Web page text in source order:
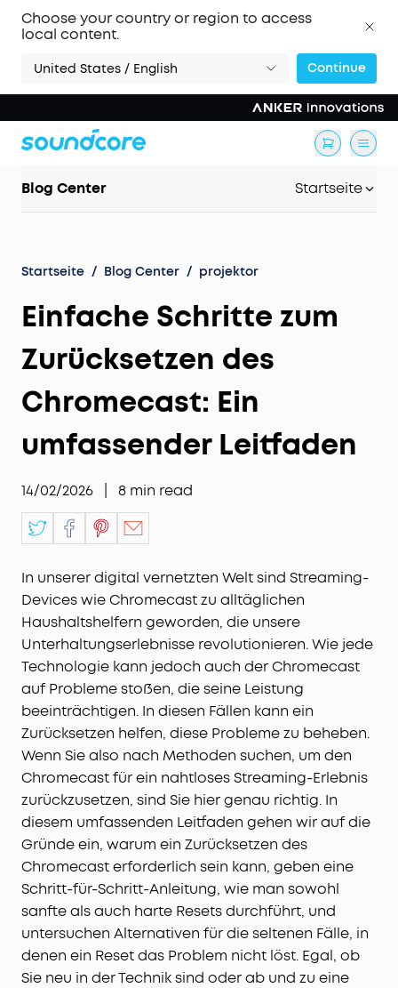
Choose your country or region to access
local content.
United States / English Continue
Blog Center Startseite
Startseite / Blog Center / projektor
Einfache Schritte zum
Zurücksetzen des
Chromecast: Ein
umfassender Leitfaden
14/02/2026 8 min read
In unserer digital vernetzten Welt sind Streaming-
Devices wie Chromecast zu alltäglichen
Haushaltshelfern geworden, die unsere
Unterhaltungserlebnisse revolutionieren. Wie jede
Technologie kann jedoch auch der Chromecast
auf Probleme stoßen, die seine Leistung
beeinträchtigen. In diesen Fällen kann ein
Zurücksetzen helfen, diese Probleme zu beheben.
Wenn Sie also nach Methoden suchen, um den
Chromecast für ein nahtloses Streaming-Erlebnis
zurückzusetzen, sind Sie hier genau richtig. In
diesem umfassenden Leitfaden gehen wir auf die
Gründe ein, warum ein Zurücksetzen des
Chromecast erforderlich sein kann, geben eine
Schritt-für-Schritt-Anleitung, wie man sowohl
sanfte als auch harte Resets durchführt, und
untersuchen Alternativen für die seltenen Fälle, in
denen ein Reset das Problem nicht löst. Egal, ob
Sie neu in der Technik sind oder ab und zu eine